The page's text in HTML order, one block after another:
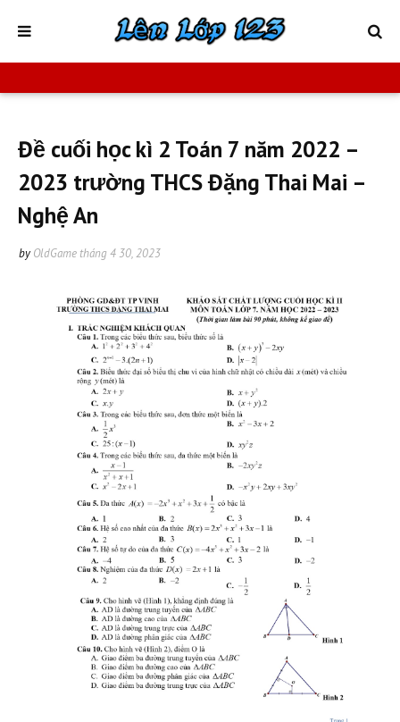
Đề cuối học kì 2 Toán 7 năm 2022 –
2023 trường THCS Đặng Thai Mai –
Nghệ An
by OldGame tháng 4 30, 2023